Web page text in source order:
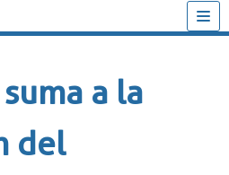
suma a la
del